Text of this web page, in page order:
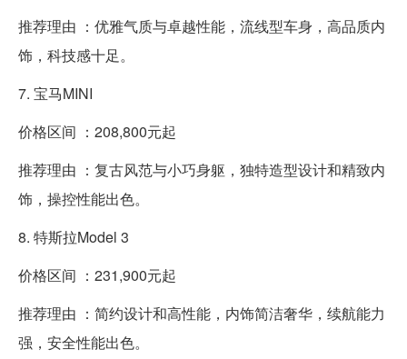
推荐理由 ：优雅气质与卓越性能，流线型车身，高品质内
饰，科技感十足。
7. 宝马MINI
价格区间 ：208,800元起
推荐理由 ：复古风范与小巧身躯，独特造型设计和精致内
饰，操控性能出色。
8. 特斯拉Model 3
价格区间 ：231,900元起
推荐理由 ：简约设计和高性能，内饰简洁奢华，续航能力
强，安全性能出色。